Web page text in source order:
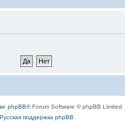
phpBB® Forum Software © phpBB Limited
Русская поддержка phpBB